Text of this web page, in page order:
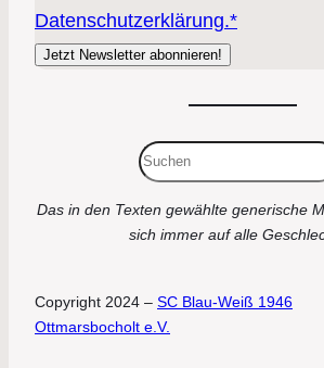
Datenschutzerklärung.*
Das in den Texten gewählte generische
sich immer auf alle
Copyright 2024 – SC Blau-Weiß 1946
Ottmarsbocholt e.V.